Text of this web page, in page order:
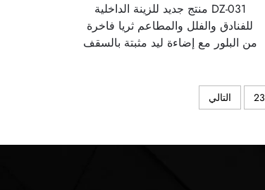
DZ-031 منتج جديد للزينة الداخلية
للفنادق والفلل والمطاعم ثريا فاخرة
من البلور مع إضاءة ليد مثبتة بالسقف
23 التالي